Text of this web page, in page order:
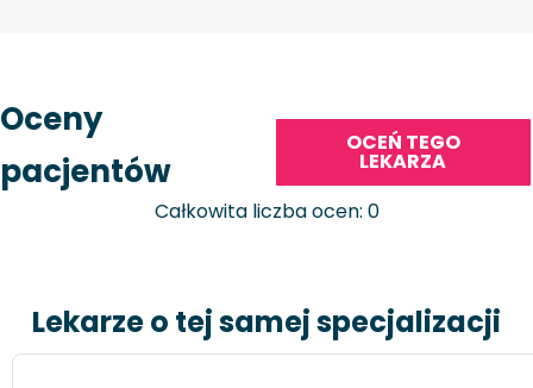
Oceny
pacjentów
OCEŃ TEGO
LEKARZA
Całkowita liczba ocen: 0
Lekarze o tej samej specjalizacji